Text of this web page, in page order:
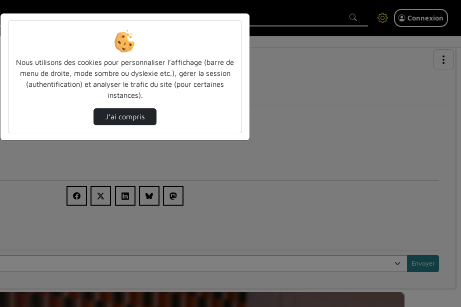
Connexion
Nous utilisons des cookies pour personnaliser l’affichage (barre de
menu de droite, mode sombre ou dyslexie etc.), gérer la session
(authentification) et analyser le trafic du site (pour certaines
instances).
J’ai compris